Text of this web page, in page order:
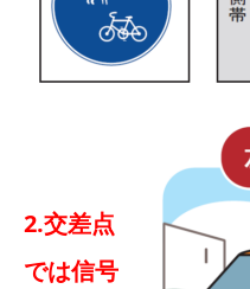
2.交差点
では信号